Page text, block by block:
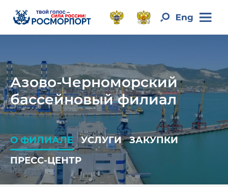
Азово-Черноморский
бассейновый филиал
О ФИЛИАЛЕ УСЛУГИ
ЗАКУПКИ
ПРЕСС-ЦЕНТР